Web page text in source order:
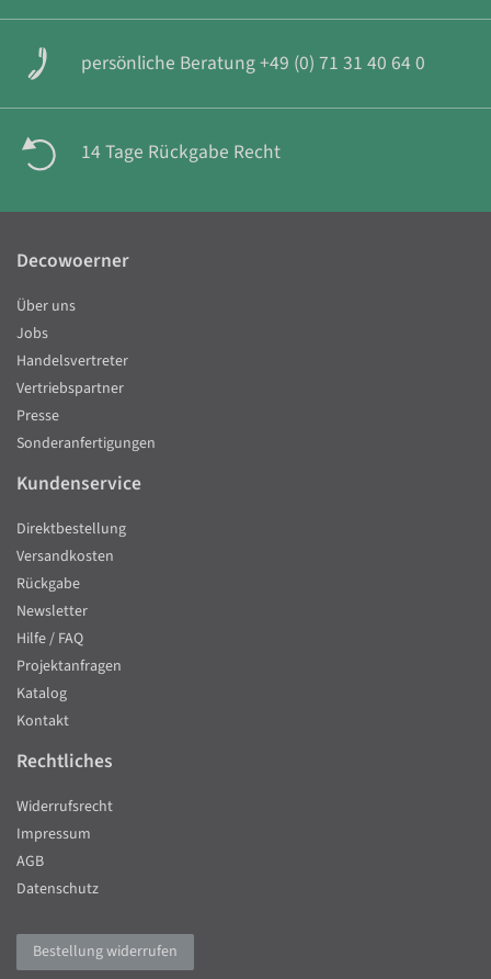
persönliche Beratung +49 (0) 71 31 40 64 0
14 Tage Rückgabe Recht
Decowoerner
Über uns
Jobs
Handelsvertreter
Vertriebspartner
Presse
Sonderanfertigungen
Kundenservice
Direktbestellung
Versandkosten
Rückgabe
Newsletter
Hilfe / FAQ
Projektanfragen
Katalog
Kontakt
Rechtliches
Widerrufsrecht
Impressum
AGB
Datenschutz
Bestellung widerrufen